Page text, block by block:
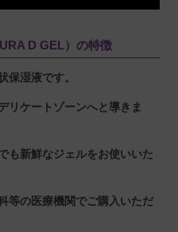
D GEL）の特徴
保湿液です。
リケートゾーンへと導きま
も新鮮なジェルをお使いいた
等の医療機関でご購入いただ